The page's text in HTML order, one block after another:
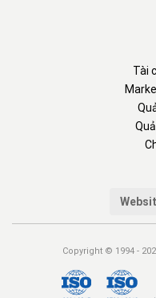
Tài
Copyright © 1994 -